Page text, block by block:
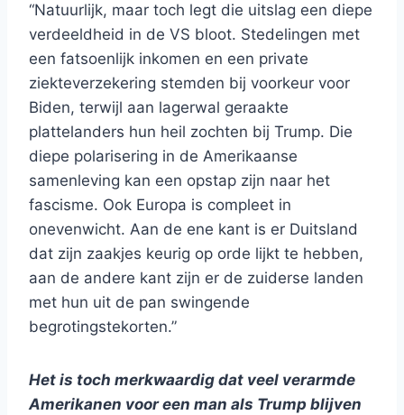
“Natuurlijk, maar toch legt die uitslag een diepe
verdeeldheid in de VS bloot. Stedelingen met
een fatsoenlijk inkomen en een private
ziekteverzekering stemden bij voorkeur voor
Biden, terwijl aan lagerwal geraakte
plattelanders hun heil zochten bij Trump. Die
diepe polarisering in de Amerikaanse
samenleving kan een opstap zijn naar het
fascisme. Ook Europa is compleet in
onevenwicht. Aan de ene kant is er Duitsland
dat zijn zaakjes keurig op orde lijkt te hebben,
aan de andere kant zijn er de zuiderse landen
met hun uit de pan swingende
begrotingstekorten.”
Het is toch merkwaardig dat veel verarmde
Amerikanen voor een man als Trump blijven